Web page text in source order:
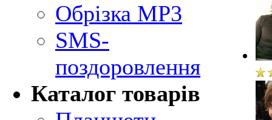
Обрізка MP3
SMS-
поздоровлення
Каталог товарів